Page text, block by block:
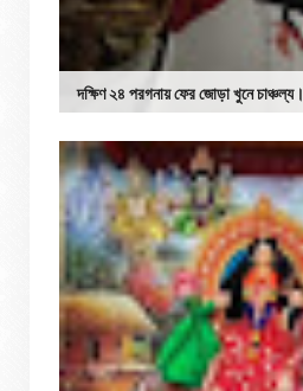
দক্ষিণ ২৪ পরগনায় ফের জোড়া খুনে চাঞ্চল্য।